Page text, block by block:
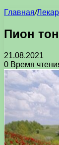
Главная/
Пион
21.08.2021
0 Время